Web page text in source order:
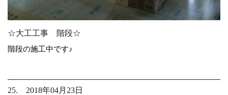
☆大工工事 階段☆
階段の施工中です♪
25. 2018年04月23日